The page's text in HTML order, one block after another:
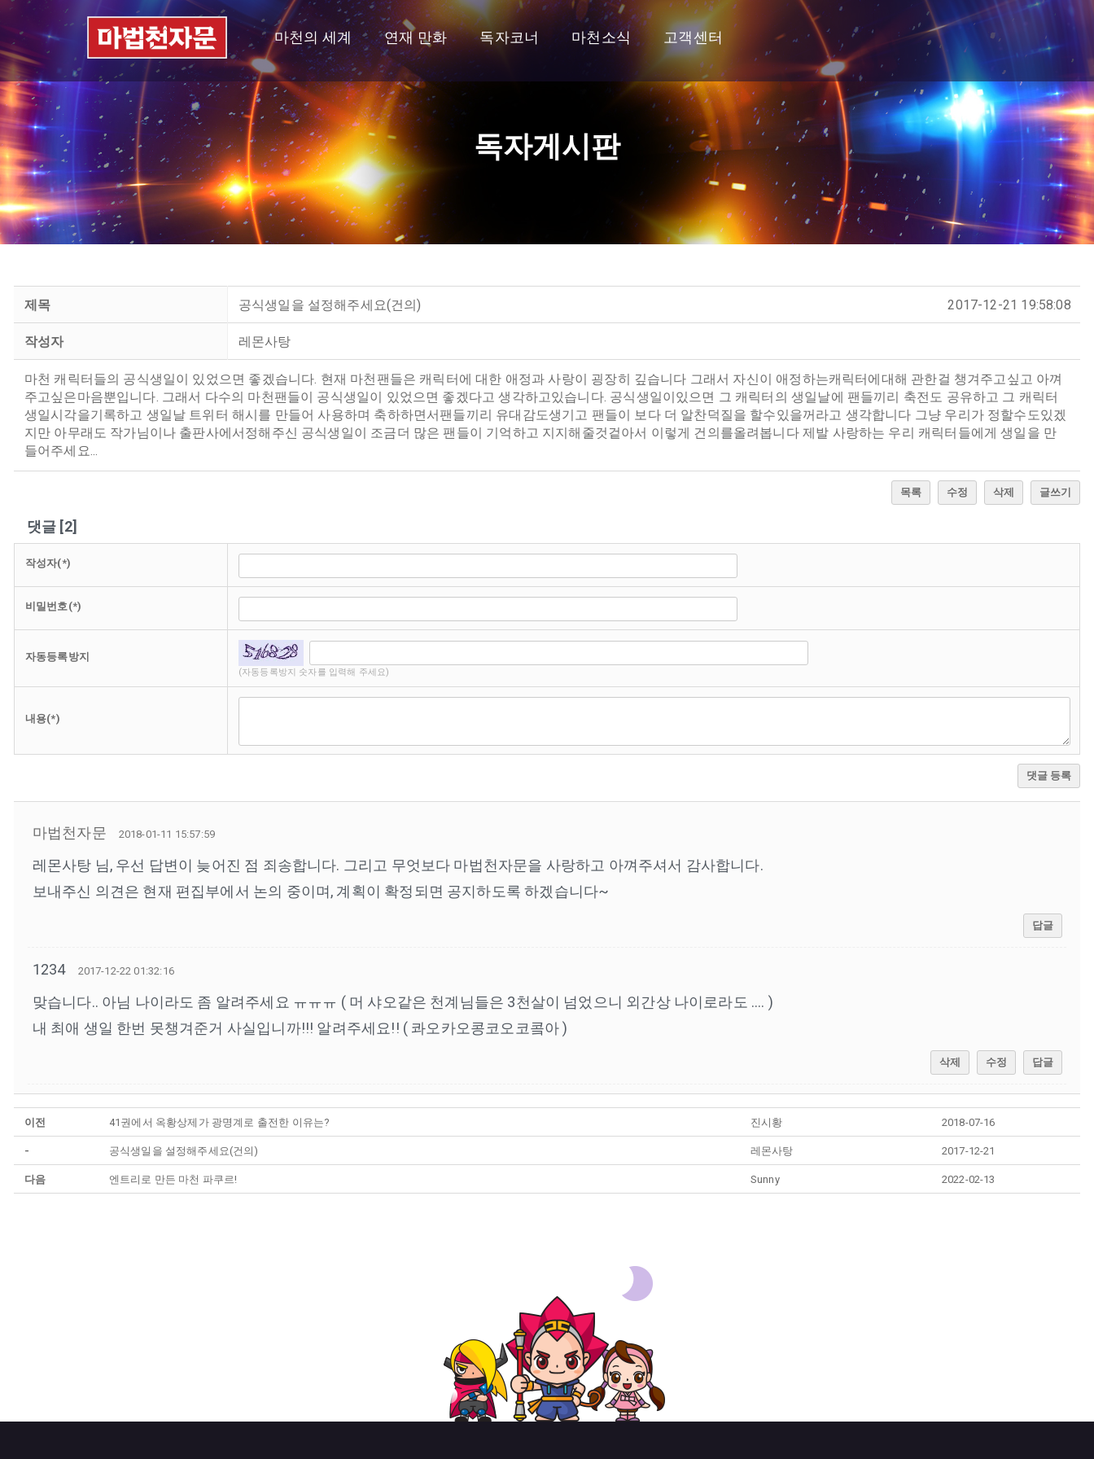
마천의 세계 연재 만화 독자코너 마천소식 고객센터
독자게시판
제목 공식생일을 설정해주세요(건의) 2017-12-21 19:58:08
작성자 레몬사탕
마천 캐릭터들의 공식생일이 있었으면 좋겠습니다. 현재 마천팬들은 캐릭터에 대한 애정과 사랑이 굉장히 깊습니다 그래서 자신이 애정하는캐릭터에대해 관한걸 챙겨주고싶고 아껴
주고싶은마음뿐입니다. 그래서 다수의 마천팬들이 공식생일이 있었으면 좋겠다고 생각하고있습니다. 공식생일이있으면 그 캐릭터의 생일날에 팬들끼리 축전도 공유하고 그 캐릭터
생일시각을기록하고 생일날 트위터 해시를 만들어 사용하며 축하하면서팬들끼리 유대감도생기고 팬들이 보다 더 알찬덕질을 할수있을꺼라고 생각합니다 그냥 우리가 정할수도있겠
지만 아무래도 작가님이나 출판사에서정해주신 공식생일이 조금더 많은 팬들이 기억하고 지지해줄것겉아서 이렇게 건의를올려봅니다 제발 사랑하는 우리 캐릭터들에게 생일을 만
들어주세요...
목록 수정 삭제 글쓰기
댓글 [2]
작성자(*)
비밀번호(*)
자동등록방지
(자동등록방지 숫자를 입력해 주세요)
내용(*)
댓글 등록
마법천자문 2018-01-11 15:57:59
레몬사탕 님, 우선 답변이 늦어진 점 죄송합니다. 그리고 무엇보다 마법천자문을 사랑하고 아껴주셔서 감사합니다.
보내주신 의견은 현재 편집부에서 논의 중이며, 계획이 확정되면 공지하도록 하겠습니다~
답글
1234 2017-12-22 01:32:16
맞습니다.. 아님 나이라도 좀 알려주세요 ㅠㅠㅠ ( 머 샤오같은 천계님들은 3천살이 넘었으니 외간상 나이로라도 .... )
내 최애 생일 한번 못챙겨준거 사실입니까!!! 알려주세요!! ( 콰오카오콩코오코콬아 )
삭제 수정 답글
이전 41권에서 옥황상제가 광명계로 출전한 이유는? 진시황 2018-07-16
- 공식생일을 설정해주세요(건의) 레몬사탕 2017-12-21
다음 엔트리로 만든 마천 파쿠르! Sunny 2022-02-13